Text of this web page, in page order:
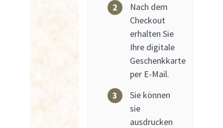
2
Nach dem
Checkout
erhalten Sie
Ihre digitale
Geschenkkarte
per E-Mail.
3
Sie können
sie
ausdrucken